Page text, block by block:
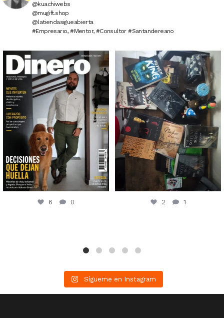
@kuachiwebs
@mugift.shop
@latiendasigueabierta
#Empresario, #Mentor, #Consultor #Santandereano
6 0
6 0
2 1
2 1
Sígueme en Instagram